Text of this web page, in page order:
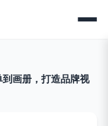
画册，打造品牌视